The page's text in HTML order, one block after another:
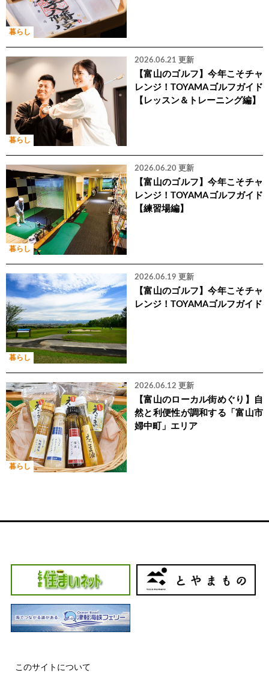
暮らし
暮らし
2026.06.21 更新
【富山のゴルフ】今年こそチャ
レンジ！TOYAMAゴルフガイド
【レッスン＆トレーニング編】
暮らし
2026.06.20 更新
【富山のゴルフ】今年こそチャ
レンジ！TOYAMAゴルフガイド
【練習場編】
暮らし
2026.06.19 更新
【富山のゴルフ】今年こそチャ
レンジ！TOYAMAゴルフガイド
暮らし
2026.06.12 更新
【富山のローカル街めぐり】自
然と利便性が調和する「富山市
婦中町」エリア
このサイトについて